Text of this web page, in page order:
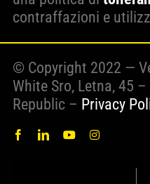
contraffazioni e
© Copyright 2022 —
White Sro, Letna, 45
Republic – Privacy